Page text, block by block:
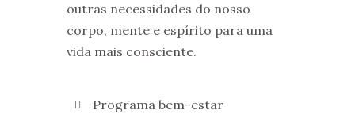
outras necessidades do nosso
corpo, mente e espírito para uma
vida mais consciente.
Programa bem-estar